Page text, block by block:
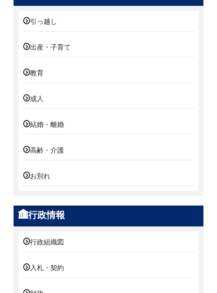
引っ越し
出産・子育て
教育
成人
結婚・離婚
高齢・介護
お別れ
行政情報
行政組織図
入札・契約